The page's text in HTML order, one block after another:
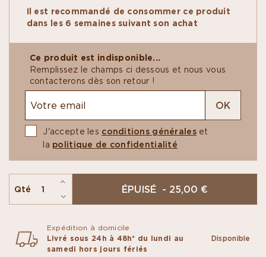
75%. En lieu et place des fleurs, des cabosses
finement dessinées. À l’intérieur, un parfum de
vacances avec un praliné amandes de Sicile et
une bouchée.
Il est recommandé de consommer ce produit
dans les 6 semaines suivant son achat
Ce produit est indisponible...
Remplissez le champs ci dessous et nous vous
contacterons dès son retour !
J'accepte les conditions généraleset
la politique de confidentialité
OK
Qté ÉPUISÉ - 25,00 €
Expédition à domicile
Livré sous 24h à 48h* du lundi au
samedi hors jours fériés
Disponible